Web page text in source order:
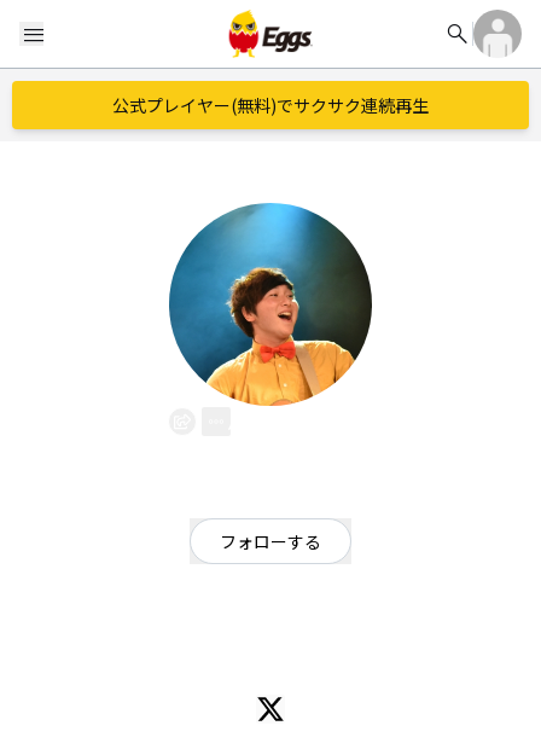
menu search
公式プレイヤー(無料)でサクサク連続再生
フォローする
2017年3月25日に70人ワンマンを開催。（高円寺studio K）